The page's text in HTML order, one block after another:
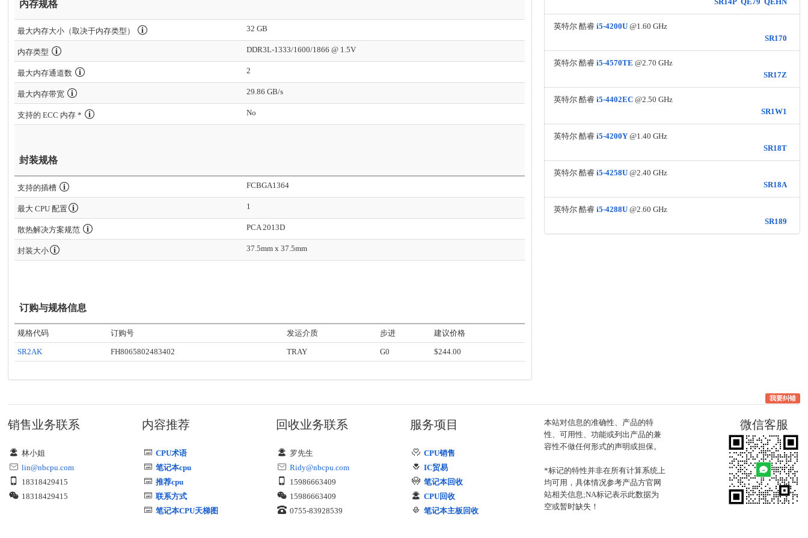
内存规格
最大内存大小（取决于内存类型） 32 GB
内存类型 DDR3L-1333/1600/1866 @ 1.5V
最大内存通道数 2
最大内存带宽 29.86 GB/s
支持的 ECC 内存 * No
封装规格
支持的插槽 FCBGA1364
最大 CPU 配置 1
散热解决方案规范 PCA 2013D
封装大小 37.5mm x 37.5mm
订购与规格信息
规格代码 订购号 发运介质 步进 建议价格
SR2AK FH8065802483402 TRAY G0 $244.00
英特尔 酷睿 i5-4200U@1.60 GHz
SR170
英特尔 酷睿 i5-4570TE @2.70 GHz
SR17Z
英特尔 酷睿 i5-4402EC@2.50 GHz
SR1W1
英特尔 酷睿 i5-4200Y@1.40 GHz
SR18T
英特尔 酷睿 i5-4258U@2.40 GHz
SR18A
英特尔 酷睿 i5-4288U@2.60 GHz
SR189
我要纠错
销售业务联系
林小姐
lin@nbcpu.com
18318429415
18318429415
内容推荐
CPU术语
笔记本cpu
推荐cpu
联系方式
笔记本CPU天梯图
回收业务联系
罗先生
Ridy@nbcpu.com
15986663409
15986663409
0755-83928539
服务项目
CPU销售
IC贸易
笔记本回收
CPU回收
笔记本主板回收
本站对信息的准确性、产品的特
性、可用性、功能或列出产品的兼
容性不做任何形式的声明或担保。
*标记的特性并非在所有计算系统上
均可用，具体情况参考产品方官网
站相关信息;NA标记表示此数据为
空或暂时缺失！
微信客服